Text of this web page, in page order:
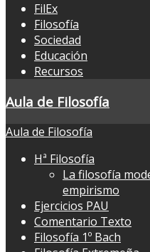
FilEx
Filosofía
Sociedad
Educación
Recursos
Aula de Filosofía
Aula de Filosofía
Hª Filosofía
La filosofía
empirismo
Ejercicios PAU
Comentario Texto
Filosofía 1º Bach